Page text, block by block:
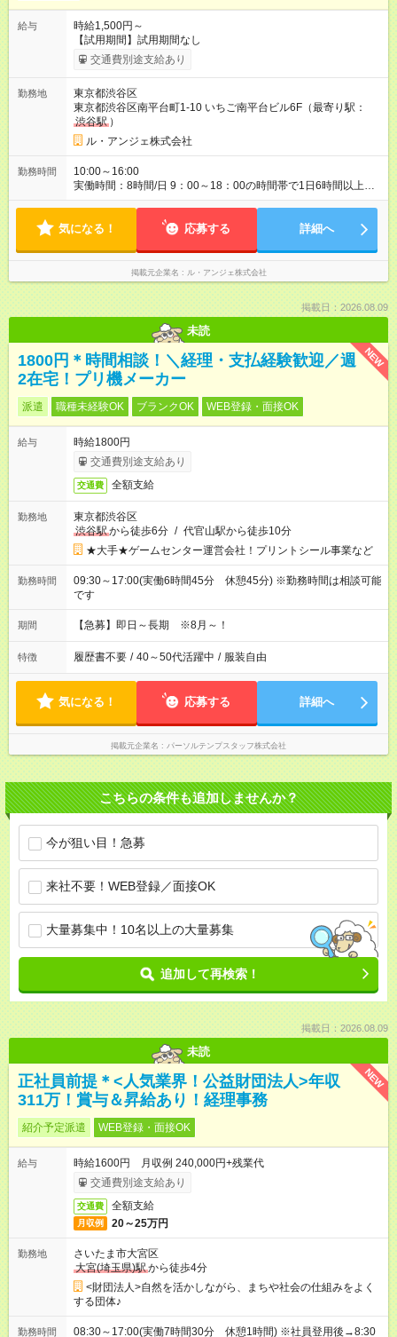
給与
時給1,500円～
【試用期間】試用期間なし
交通費別途支給あり
勤務地
東京都渋谷区
東京都渋谷区南平台町1-10 いちご南平台ビル6F（最寄り駅：
渋谷駅 ）
ル・アンジェ株式会社
勤務時間
10:00～16:00
実働時間：8時間/日 9：00～18：00の時間帯で1日6時間以上、
週3日～OK
気になる！ 応募する 詳細へ
掲載元企業名 ル・アンジェ株式会社
掲載日：2026.08.09
未読
NEW
1800円＊時間相談！＼経理・支払経験歓迎／週
2在宅！プリ機メーカー
派遣 職種未経験OK ブランクOK WEB登録・面接OK
給与
時給1800円
交通費別途支給あり
交通費 全額支給
勤務地
東京都渋谷区
渋谷駅から徒歩6分 / 代官山駅から徒歩10分
★大手★ゲームセンター運営会社！プリントシール事業など
勤務時間
09:30～17:00(実働6時間45分 休憩45分) ※勤務時間は相談可能
です
期間 【急募】即日～長期 ※8月～！
特徴 履歴書不要 / 40～50代活躍中 / 服装自由
気になる！ 応募する 詳細へ
掲載元企業名 パーソルテンプスタッフ株式会社
こちらの条件も追加しませんか？
今が狙い目！急募
来社不要！WEB登録／面接OK
大量募集中！10名以上の大量募集
追加して再検索！
掲載日：2026.08.09
未読
NEW
正社員前提＊<人気業界！公益財団法人>年収
311万！賞与＆昇給あり！経理事務
紹介予定派遣 WEB登録・面接OK
給与
時給1600円 月収例 240,000円+残業代
交通費別途支給あり
交通費 全額支給
月収例 20～25万円
勤務地
さいたま市大宮区
大宮(埼玉県)駅から徒歩4分
<財団法人>自然を活かしながら、まちや社会の仕組みをよく
する団体♪
勤務時間 08:30～17:00(実働7時間30分 休憩1時間) ※社員登用後→8:30